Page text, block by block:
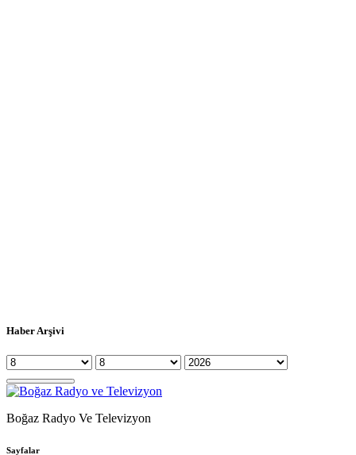
Haber Arşivi
Boğaz Radyo Ve Televizyon
Sayfalar